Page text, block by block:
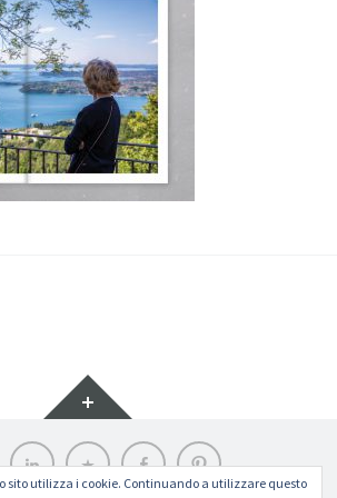
Widget
LinkedIn ArchiloversFacebookPinterest
sito utilizza i cookie. Continuando a utilizzare questo